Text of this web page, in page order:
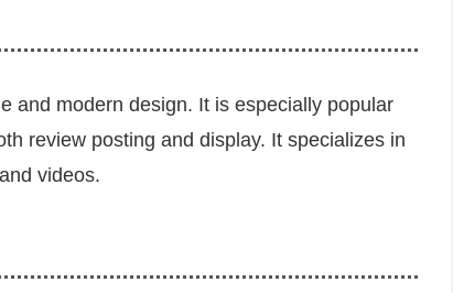
and modern design. It is especially popular
review posting and display. It specializes in
videos.